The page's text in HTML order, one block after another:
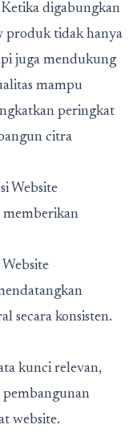
digabungkan
produk tidak hanya
juga mendukung
mampu
peringkat
citra
Website
memberikan
secara konsisten.
kunci relevan,
website.